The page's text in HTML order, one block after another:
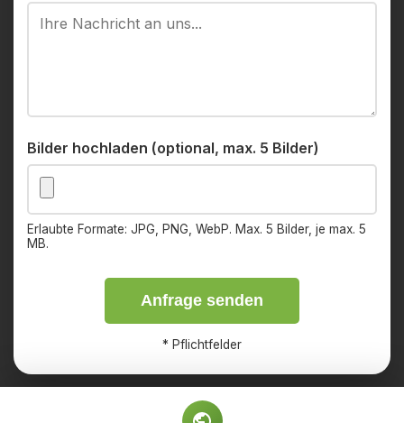
Bilder hochladen (optional, max. 5 Bilder)
Erlaubte Formate: JPG, PNG, WebP. Max. 5 Bilder, je max. 5
MB.
Anfrage senden
* Pflichtfelder